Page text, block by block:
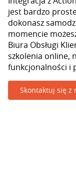
jest bardzo
dokonasz
momencie
Biura Obsługi
szkolenia online,
funkcjonalności i
Skontaktuj się z